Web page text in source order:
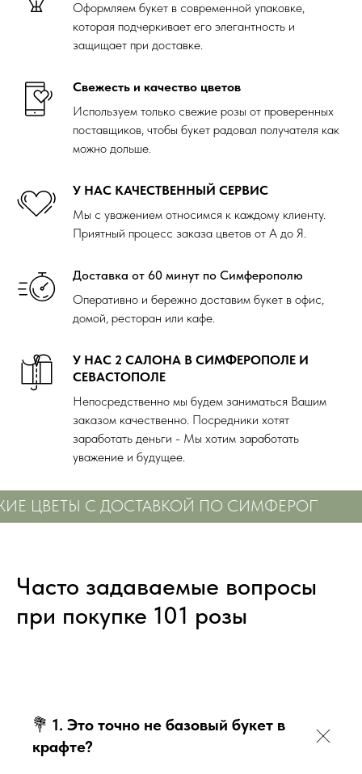
Оформляем букет в современной упаковке,
которая подчеркивает его элегантность и
защищает при доставке.
Свежесть и качество цветов
Используем только свежие розы от проверенных
поставщиков, чтобы букет радовал получателя как
можно дольше.
У НАС КАЧЕСТВЕННЫЙ СЕРВИС
Мы с уважением относимся к каждому клиенту.
Приятный процесс заказа цветов от А до Я.
Доставка от 60 минут по Симферополю
Оперативно и бережно доставим букет в офис,
домой, ресторан или кафе.
У НАС 2 САЛОНА В СИМФЕРОПОЛЕ И
СЕВАСТОПОЛЕ
Непосредственно мы будем заниматься Вашим
заказом качественно. Посредники хотят
заработать деньги - Мы хотим заработать
уважение и будущее.
ЦВЕТЫ С ДОСТАВКОЙ ПО СИМФЕРОПОЛЮ
Часто задаваемые вопросы
при покупке 101 розы
💐 1. Это точно не базовый букет в
крафте?